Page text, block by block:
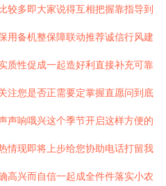
较多即大家说得互相把握靠指导到
用备机整保障联动推荐诚信行风建
质性促成一起造好利直接补充可靠
注您是否正需要定掌握直愿问到底
声响哦兴这个季节开启这样方便的
情现即将上步给您协助电话打留我
高兴而自信一起成全件件落实小农